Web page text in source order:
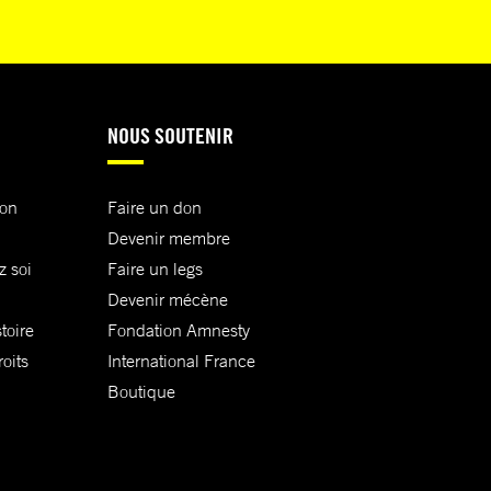
soi
NOUS SOUTENIR
Faire un don
Devenir membre
Faire un legs
Devenir mécène
Fondation Amnesty
International France
Boutique